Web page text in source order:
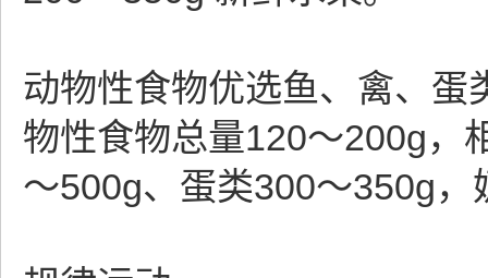
动物性食物优选鱼、禽、蛋
物性食物总量120～200g，
～500g、蛋类300～350g